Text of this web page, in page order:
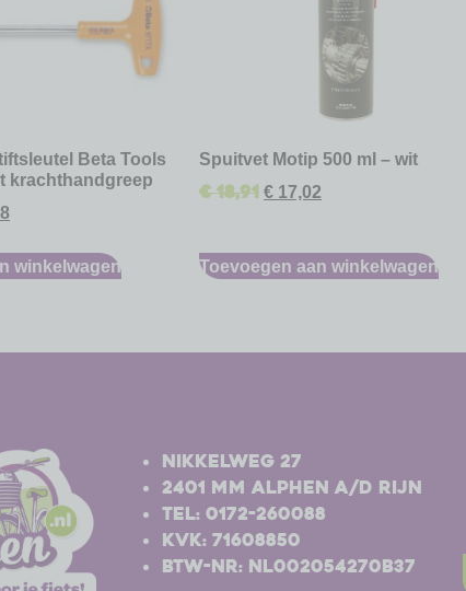
Beta Tools
krachthandgreep
winkelwagen
Spuitvet Motip 500 ml – wit
€18,91 € 17,02
Toevoegen aan winkelwagen
Nikkelweg 27
2401 MM Alphen a/d Rijn
Tel: 0172-260088
Kvk: 71608850
BTW-nr: NL002054270B37